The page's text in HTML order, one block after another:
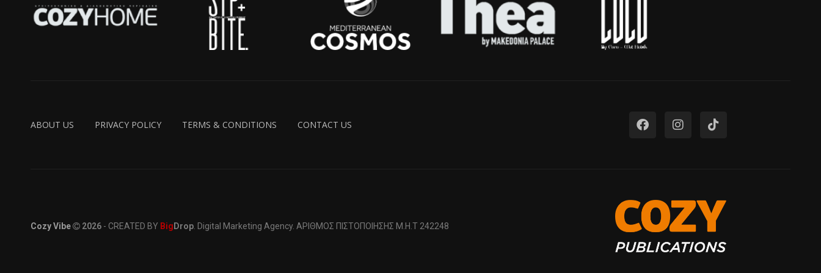
ABOUT US PRIVACY POLICY TERMS & CONDITIONS CONTACT US
Cozy Vibe 2026 - CREATED BY Big Drop . Digital Marketing Agency. ΑΡΙΘΜΟΣ ΠΙΣΤΟΠΟΙΗΣΗΣ Μ.Η.Τ 242248